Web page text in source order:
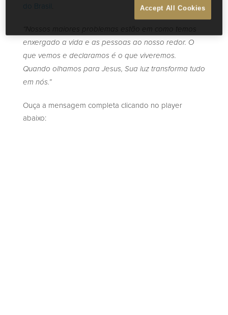
do Brasil.
“Nossos maiores problemas estão em como temos
enxergado a vida e as pessoas ao nosso redor. O
que vemos e declaramos é o que viveremos.
Quando olhamos para Jesus, Sua luz transforma tudo
em nós.”
Ouça a mensagem completa clicando no player
abaixo:
Accept All Cookies